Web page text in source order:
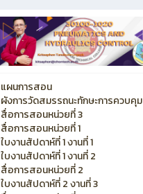
แผนการสอน
ผังการวัดสมรรถนะทักษะการควบคุม
สื่อการสอนหน่วยที่ 3
สื่อการสอนหน่วยที่ 1
ใบงานสัปดาห์ที่ 1 งานที่ 1
ใบงานสัปดาห์ที่ 1 งานที่ 2
สื่อการสอนหน่วยที่ 2
ใบงานสัปดาห์ที่ 2 งานที่ 3